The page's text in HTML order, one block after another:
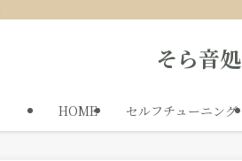
そら音処
HOME セルフチューニング